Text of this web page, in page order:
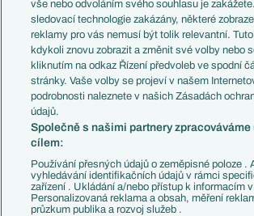
Přestupy
Přestupové spekulace
Zranění
Kluby
Arsenal FC
Chelsea FC
Manchester United
AC Milán
Juventus FC
Bayern Mnichov
FC Barcelona
Real Madrid
Přestupy
Zápasy
Livescore
Tipovací soutěž
vše nebo odvoláním svého souhlasu je
sledovací technologie zakázány, některé
reklamy pro vás nemusí být tolik relevantní.
kdykoli znovu zobrazit a změnit své volby nebo
kliknutím na odkaz Řízení předvoleb ve spodní
stránky. Vaše volby se projeví v našem
podrobnosti naleznete v našich Zásadách
údajů.
Společně s našimi partnery zpracováváme
cílem:
Používání přesných údajů o zeměpisné poloze .
vyhledávání identifikačních údajů v rámci
zařízení . Ukládání a/nebo přístup k informacím v
Personalizovaná reklama a obsah, měření
průzkum publika a rozvoj služeb .